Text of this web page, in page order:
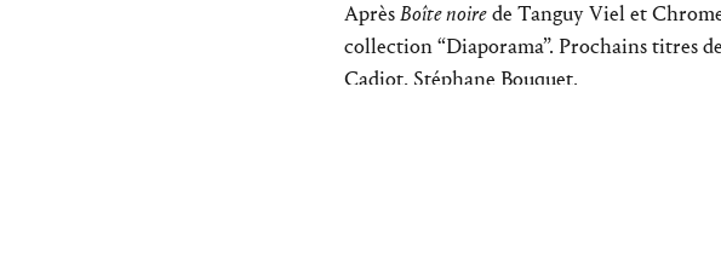
AprèsBoîte noirede Tanguy Viel et
collection “Diaporama”. Prochains titres
Cadiot, Stéphane Bouquet.